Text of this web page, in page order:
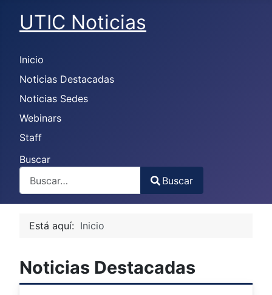
UTIC Noticias
Inicio
Noticias Destacadas
Noticias Sedes
Webinars
Staff
Buscar
Type 2 or more characters for results.
Buscar
Está aquí: Inicio
Noticias Destacadas